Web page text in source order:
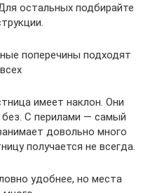
остальных подбирайте
поперечины подходят
имеет наклон. Они
С перилами — самый
довольно много
получается не всегда.
удобнее, но места